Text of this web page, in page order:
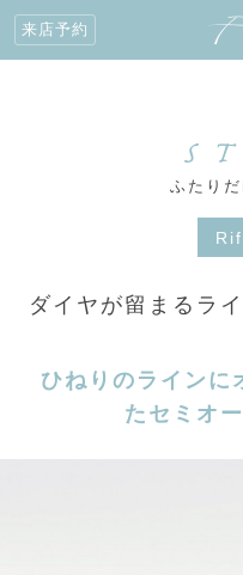
来店予約
ふたり
ダイヤが留まるラ
ひねりのラインに
たセミオ